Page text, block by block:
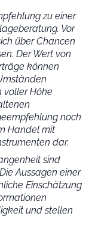
zu einer
Vor
über Chancen
Der Wert von
können
voller Höhe
noch
Handel mit
dar.
sind
Aussagen einer
Einschätzung
und stellen